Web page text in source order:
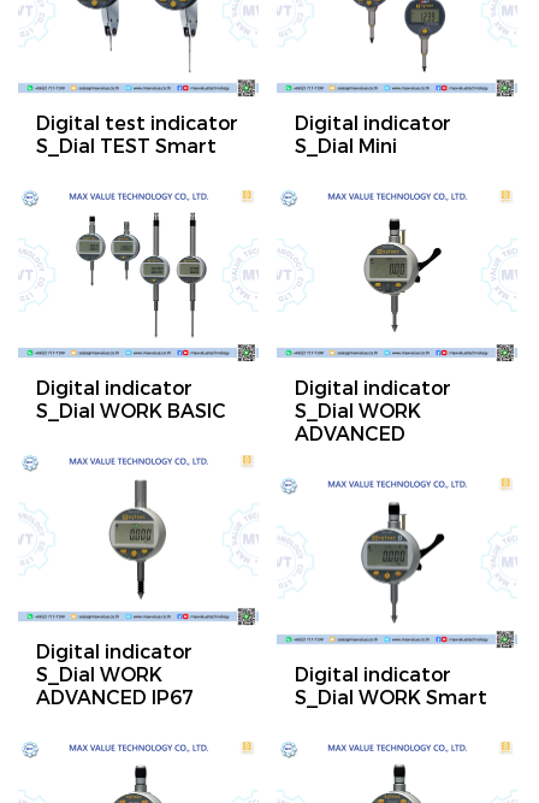
Digital test indicator
S_Dial TEST Smart
Digital indicator
S_Dial Mini
Digital indicator
S_Dial WORK BASIC
Digital indicator
S_Dial WORK
ADVANCED
Digital indicator
S_Dial WORK
ADVANCED IP67
Digital indicator
S_Dial WORK Smart